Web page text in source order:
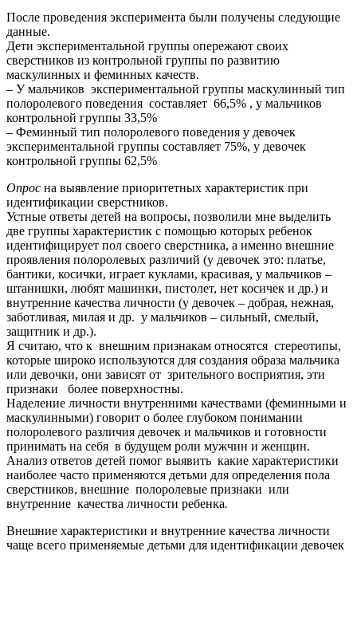
После проведения эксперимента были получены следующие
данные.
Дети экспериментальной группы опережают своих
сверстников из контрольной группы по развитию
маскулинных и феминных качеств.
– У мальчиков экспериментальной группы маскулинный тип
полоролевого поведения составляет 66,5% , у мальчиков
контрольной группы 33,5%
– Феминный тип полоролевого поведения у девочек
экспериментальной группы составляет 75%, у девочек
контрольной группы 62,5%
Опрос на выявление приоритетных характеристик при
идентификации сверстников.
Устные ответы детей на вопросы, позволили мне выделить
две группы характеристик с помощью которых ребенок
идентифицирует пол своего сверстника, а именно внешние
проявления полоролевых различий (у девочек это: платье,
бантики, косички, играет куклами, красивая, у мальчиков –
штанишки, любят машинки, пистолет, нет косичек и др.) и
внутренние качества личности (у девочек – добрая, нежная,
заботливая, милая и др. у мальчиков – сильный, смелый,
защитник и др.).
Я считаю, что к внешним признакам относятся стереотипы,
которые широко используются для создания образа мальчика
или девочки, они зависят от зрительного восприятия, эти
признаки более поверхностны.
Наделение личности внутренними качествами (феминными и
маскулинными) говорит о более глубоком понимании
полоролевого различия девочек и мальчиков и готовности
принимать на себя в будущем роли мужчин и женщин.
Анализ ответов детей помог выявить какие характеристики
наиболее часто применяются детьми для определения пола
сверстников, внешние полоролевые признаки или
внутренние качества личности ребенка.
Внешние характеристики и внутренние качества личности
чаще всего применяемые детьми для идентификации девочек